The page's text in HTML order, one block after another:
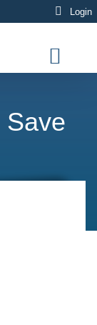
Login
Save